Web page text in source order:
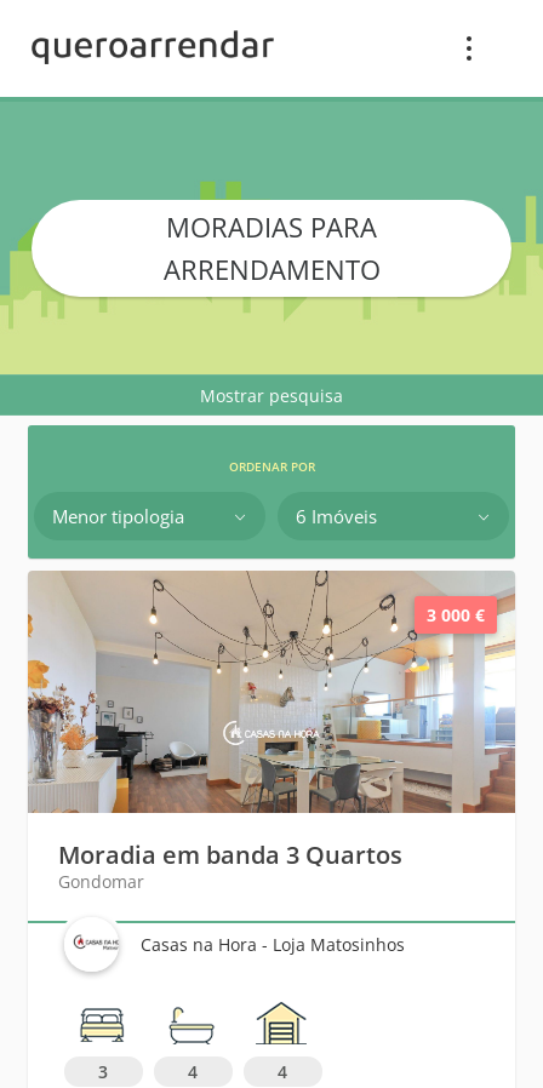
MORADIAS PARA
ARRENDAMENTO
Mostrar pesquisa
ORDENAR POR
Menor tipologia 6 Imóveis
3 000 €
Moradia em banda 3 Quartos
Gondomar
Casas na Hora - Loja Matosinhos
3 4 4